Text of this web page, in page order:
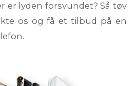
er lyden forsvundet? Så tøv
os og få et tilbud på en